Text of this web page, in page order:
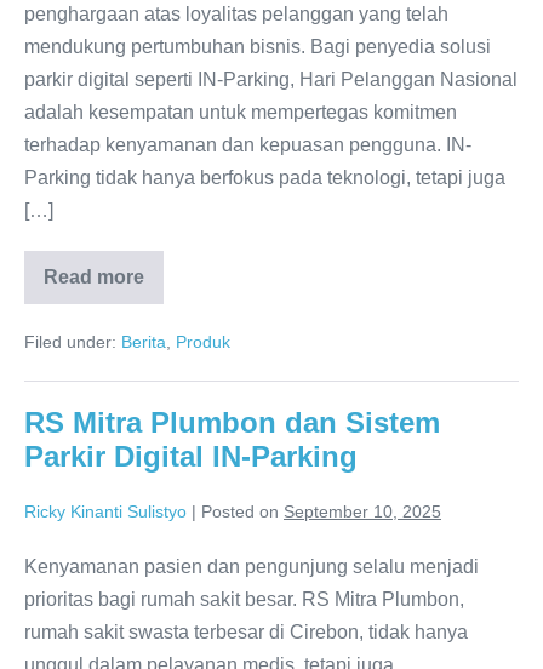
penghargaan atas loyalitas pelanggan yang telah
mendukung pertumbuhan bisnis. Bagi penyedia solusi
parkir digital seperti IN-Parking, Hari Pelanggan Nasional
adalah kesempatan untuk mempertegas komitmen
terhadap kenyamanan dan kepuasan pengguna. IN-
Parking tidak hanya berfokus pada teknologi, tetapi juga
[…]
Read more
Filed under: Berita Produk
RS Mitra Plumbon dan Sistem
Parkir Digital IN-Parking
Ricky Kinanti Sulistyo | Posted on September 10, 2025
Kenyamanan pasien dan pengunjung selalu menjadi
prioritas bagi rumah sakit besar. RS Mitra Plumbon,
rumah sakit swasta terbesar di Cirebon, tidak hanya
unggul dalam pelayanan medis, tetapi juga